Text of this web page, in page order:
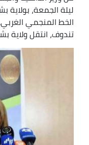
ليلة الجمعة، بولاية
الخط المنجمي الغربي.
تندوف، انتقل ولاية